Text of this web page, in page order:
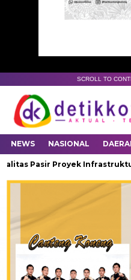
SCROLL TO
NEWS NASIONAL
Pasir Proyek Infrastruktur